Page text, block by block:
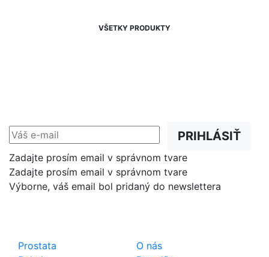
VŠETKY PRODUKTY
PRIHLÁSIŤ
Zadajte prosím email v správnom tvare
Zadajte prosím email v správnom tvare
Výborne, váš email bol pridaný do newslettera
Prostata
O nás